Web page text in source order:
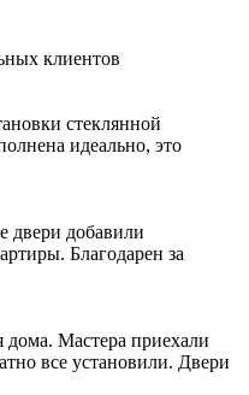
клиентов
стеклянной
идеально, это
двери добавили
Благодарен за
дома. Мастера приехали
все установили. Двери